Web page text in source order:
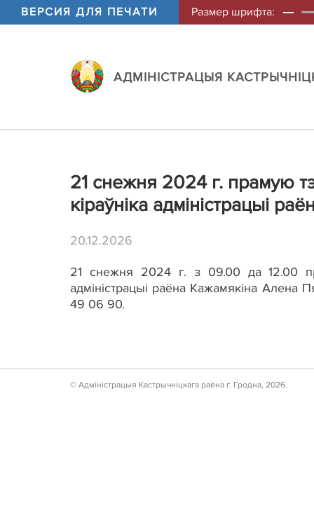
ВЕРСИЯ ДЛЯ ПЕЧАТИ Размер шрифта:
АДМIНIСТРАЦЫЯ
21 снежня 2024 г. прамую
кіраўніка адміністрацыі
20.12.2026
21 снежня 2024 г. з 09.00 да 12.00
адміністрацыі раёна Кажамякіна Алена
49 06 90.
© Адмiнiстрацыя Кастрычнiцкага раёна г. Гродна, 2026.